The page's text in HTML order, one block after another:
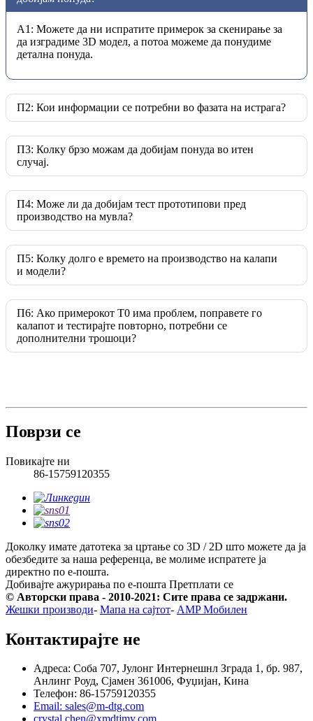
A1: Можете да ни испратите примерок за скенирање за
да изградиме 3D модел, а потоа можеме да понудиме
детална понуда.
П2: Кои информации се потребни во фазата на истрага?
П3: Колку брзо можам да добијам понуда во итен
случај.
П4: Може ли да добијам тест прототипови пред
производство на мувла?
П5: Колку долго е времето на производство на калапи
и модели?
П6: Ако примерокот T0 има проблем, поправете го
калапот и тестирајте повторно, потребни се
дополнителни трошоци?
Поврзи се
Повикајте ни
86-15759120355
Доколку имате датотека за цртање со 3D / 2D што можете да ја
обезбедите за наша референца, ве молиме испратете ја
директно по е-пошта.
Добивајте ажурирања по е-пошта Претплати се
© Авторски права - 2010-2021: Сите права се задржани.
Жешки производи- Мапа на сајтот- AMP Мобилен
Контактирајте не
Адреса: Соба 707, Јулонг Интернешнл Зграда 1, бр. 987,
Анлинг Роуд, Сјамен 361006, Фуџијан, Кина
Телефон: 86-15759120355
Email: sales@m-dtg.com